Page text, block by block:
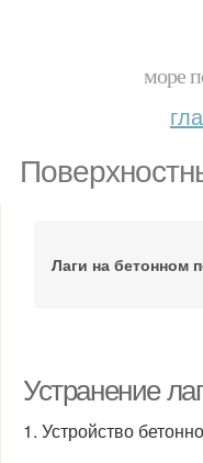
море
Лаги на бетонном
Устранение
1. Устройство